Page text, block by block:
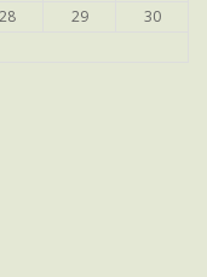
28 29
30